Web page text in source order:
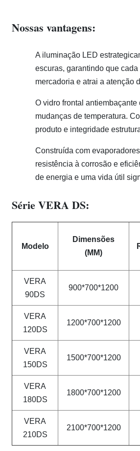
Nossas vantagens:
A iluminação LED
escuras, garantindo que
mercadoria e atrai a atenção
O vidro frontal
mudanças de temperatura.
produto e integridade
Construída com
resistência à corrosão e
de energia e uma vida útil
Série VERA DS:
Modelo
Dimensões
(MM)
VERA
90DS
900*700*1200
VERA
120DS
1200*700*1200
VERA
150DS
1500*700*1200
VERA
180DS
1800*700*1200
VERA
210DS
2100*700*1200